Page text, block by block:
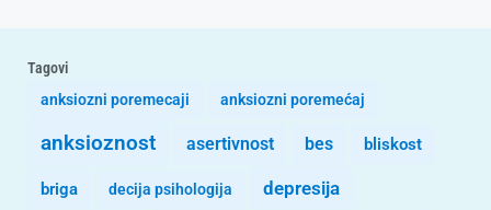
Tagovi
anksiozni poremecaji
anksiozni poremećaj
anksioznost asertivnost bes bliskost
briga decija psihologija depresija